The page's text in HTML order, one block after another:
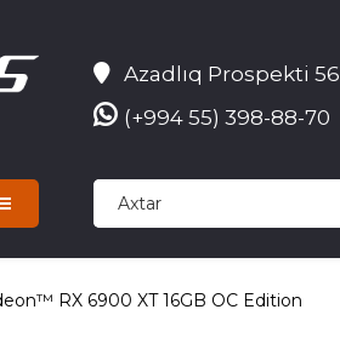
Azadlıq Prospekti 56
(+994 55) 398-88-70
RX 6900 XT 16GB OC Edition